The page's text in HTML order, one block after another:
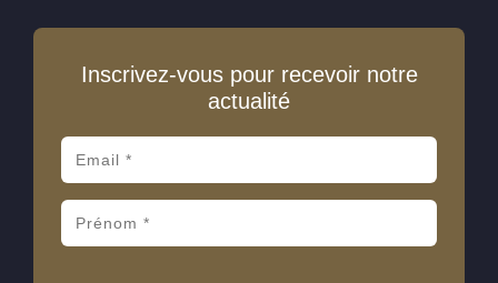
Inscrivez-vous pour recevoir notre
actualité